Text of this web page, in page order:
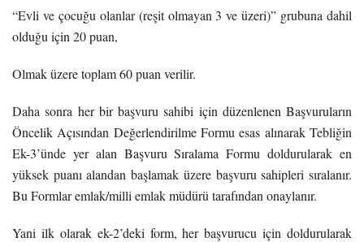
“Evli ve çocuğu olanlar (reşit olmayan 3 ve üzeri)” grubuna dahil
olduğu için 20 puan,
Olmak üzere toplam 60 puan verilir.
Daha sonra her bir başvuru sahibi için düzenlenen Başvuruların
Öncelik Açısından Değerlendirilme Formu esas alınarak Tebliğin
Ek-3’ünde yer alan Başvuru Sıralama Formu doldurularak en
yüksek puanı alandan başlamak üzere başvuru sahipleri sıralanır.
Bu Formlar emlak/milli emlak müdürü tarafından onaylanır.
Yani ilk olarak ek-2’deki form, her başvurucu için doldurularak